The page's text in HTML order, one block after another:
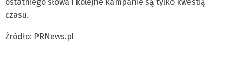
ostatniego słowa i kolejne kampanie są tylko kwestią
czasu.
Źródło: PRNews.pl